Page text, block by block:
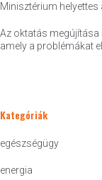
Minisztérium
Az oktatás megújítása
amely a problémákat
Kategóriák
egészségügy
energia